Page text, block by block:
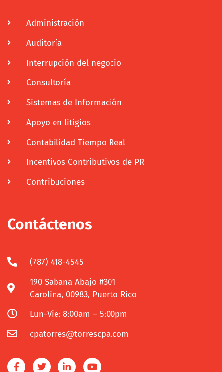
Administración
Auditoría
Interrupción del negocio
Consultoría
Sistemas de Información
Apoyo en litigios
Contabilidad Tiempo Real
Incentivos Contributivos de PR
Contribuciones
Contáctenos
(787) 418-4545
190 Sabana Abajo #301
Carolina, 00983, Puerto Rico
Lun-Vie: 8:00am – 5:00pm
cpatorres@torrescpa.com